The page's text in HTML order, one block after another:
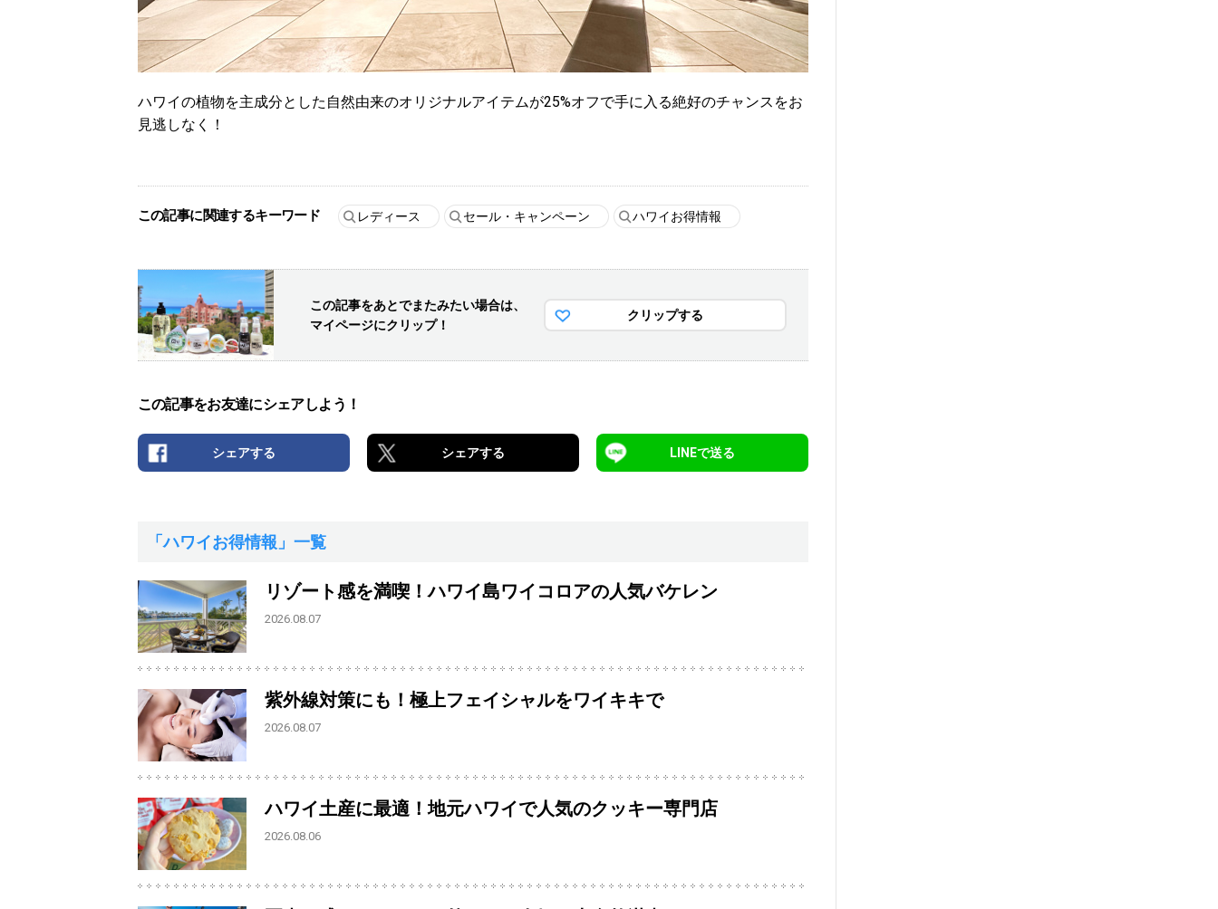
ハワイの植物を主成分とした自然由来のオリジナルアイテムが25%オフで手に入る絶好のチャンスをお
見逃しなく！
この記事に関連するキーワード レディース セール・キャンペーン ハワイお得情報
この記事をあとでまたみたい場合は、
マイページにクリップ！
クリップする
この記事をお友達にシェアしよう！
シェアする シェアする LINEで送る
「ハワイお得情報」一覧
リゾート感を満喫！ハワイ島ワイコロアの人気バケレン
2026.08.07
紫外線対策にも！極上フェイシャルをワイキキで
2026.08.07
ハワイ土産に最適！地元ハワイで人気のクッキー専門店
2026.08.06